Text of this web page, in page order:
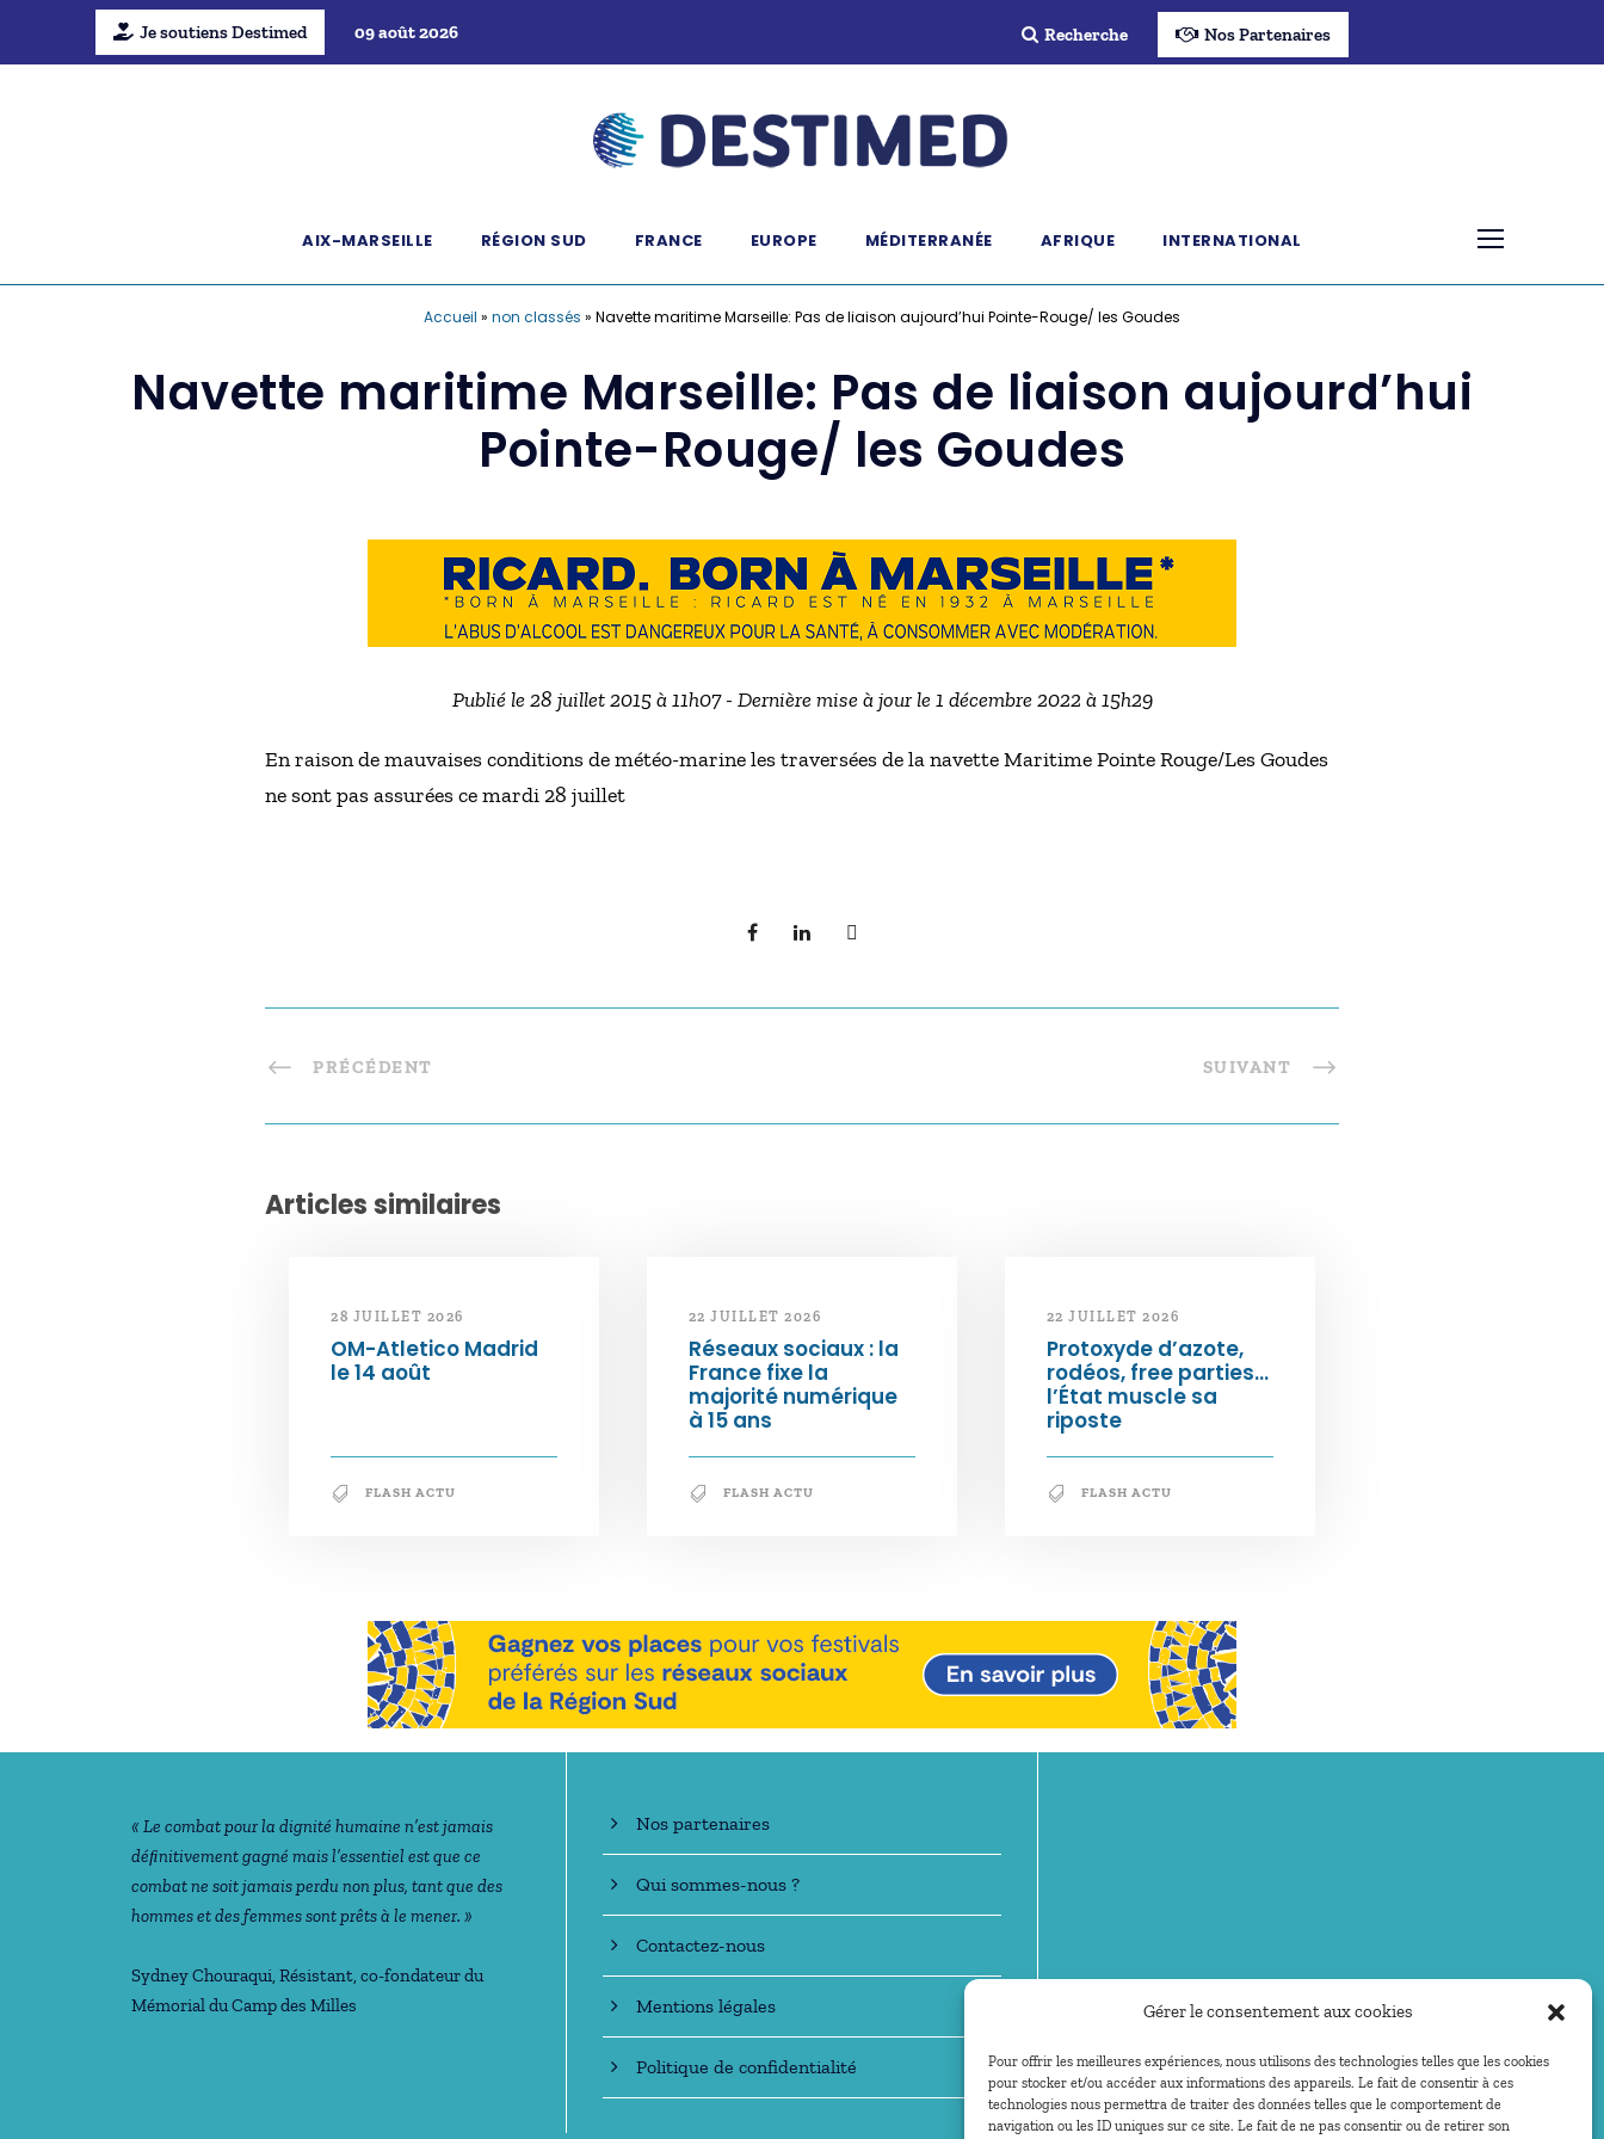
Gérer le consentement aux cookies
Pour offrir les meilleures expériences, nous utilisons des technologies telles que les cookies
pour stocker et/ou accéder aux informations des appareils. Le fait de consentir à ces
technologies nous permettra de traiter des données telles que le comportement de
navigation ou les ID uniques sur ce site. Le fait de ne pas consentir ou de retirer son
Je soutiens Destimed 09 août 2026 Recherche Nos Partenaires
AIX-MARSEILLE RÉGION SUD FRANCE EUROPE MÉDITERRANÉE AFRIQUE INTERNATIONAL
Accueil » non classés » Navette maritime Marseille: Pas de liaison aujourd’hui Pointe-Rouge/ les Goudes
Navette maritime Marseille: Pas de liaison aujourd’hui
Pointe-Rouge/ les Goudes
Publié le 28 juillet 2015 à 11h07 - Dernière mise à jour le 1 décembre 2022 à 15h29
En raison de mauvaises conditions de météo-marine les traversées de la navette Maritime Pointe Rouge/Les Goudes
ne sont pas assurées ce mardi 28 juillet
PRÉCÉDENT SUIVANT
Articles similaires
28 JUILLET 2026
OM-Atletico Madrid
le 14 août
FLASH ACTU
22 JUILLET 2026
Réseaux sociaux : la
France fixe la
majorité numérique
à 15 ans
FLASH ACTU
22 JUILLET 2026
Protoxyde d’azote,
rodéos, free parties…
l’État muscle sa
riposte
FLASH ACTU
Notre philosophie
« Le combat pour la dignité humaine n’est jamais
déﬁnitivement gagné mais l’essentiel est que ce
combat ne soit jamais perdu non plus, tant que des
hommes et des femmes sont prêts à le mener. »
Sydney Chouraqui, Résistant, co-fondateur du
Mémorial du Camp des Milles
En savoir +
Nos partenaires
Qui sommes-nous ?
Contactez-nous
Mentions légales
Politique de confidentialité